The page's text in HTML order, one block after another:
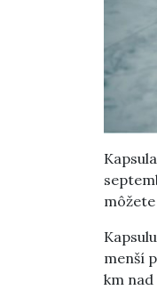
menší
km